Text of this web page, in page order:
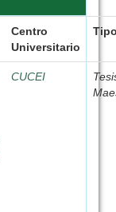
Centro
Universitario
CUCEI